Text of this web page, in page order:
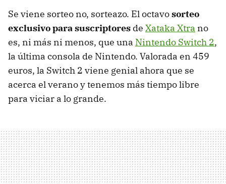
Se viene sorteo no, sorteazo. El octavosorteo
exclusivo para suscriptores de Xataka Xtra no
es, ni más ni menos, que una Nintendo Switch 2,
la última consola de Nintendo. Valorada en 459
euros, la Switch 2 viene genial ahora que se
acerca el verano y tenemos más tiempo libre
para viciar a lo grande.